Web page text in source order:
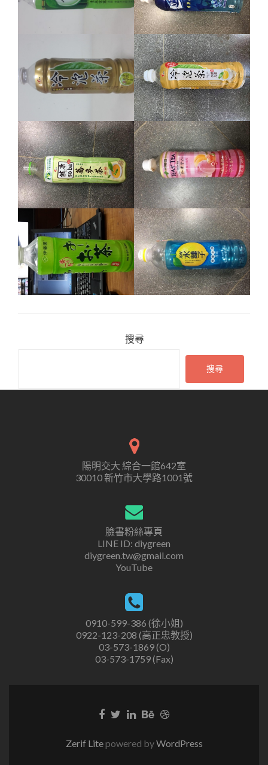
搜尋
搜尋
陽明交大 綜合一館642室
30010 新竹市大學路1001號
臉書粉絲專頁
LINE ID: diygreen
diygreen.tw@gmail.com
YouTube
0910-599-386 (徐小姐)
0922-123-208 (高正忠教授)
03-573-1869 (O)
03-573-1759 (Fax)
Zerif Litepowered byWordPress